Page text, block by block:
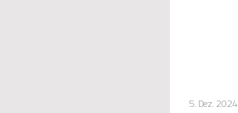
5. Dez. 2024